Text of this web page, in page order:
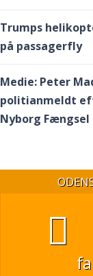
Trumps
på passagerfly
Medie: Peter
politianmeldt
Nyborg Fængsel